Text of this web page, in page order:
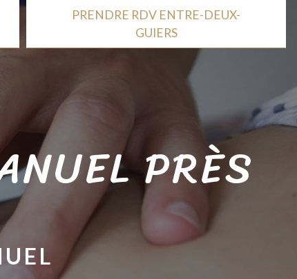
PRENDRE RDV ENTRE-DEUX-
GUIERS
PRÈS